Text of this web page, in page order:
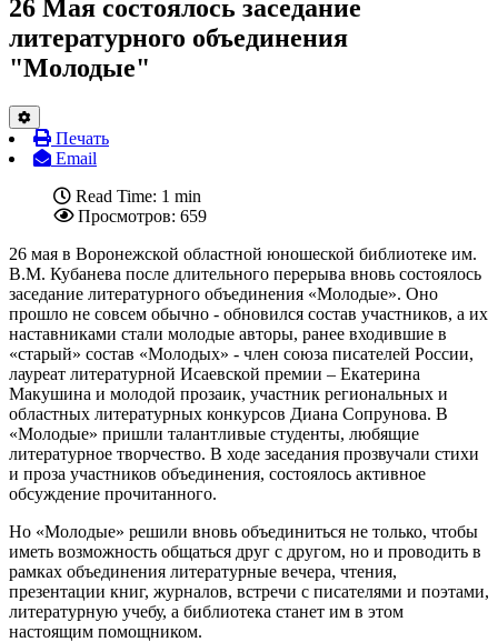
26 Мая состоялось заседание
литературного объединения
"Молодые"
Печать
Email
Read Time: 1 min
Просмотров: 659
26 мая в Воронежской областной юношеской библиотеке им.
В.М. Кубанева после длительного перерыва вновь состоялось
заседание литературного объединения «Молодые». Оно
прошло не совсем обычно - обновился состав участников, а их
наставниками стали молодые авторы, ранее входившие в
«старый» состав «Молодых» - член союза писателей России,
лауреат литературной Исаевской премии – Екатерина
Макушина и молодой прозаик, участник региональных и
областных литературных конкурсов Диана Сопрунова. В
«Молодые» пришли талантливые студенты, любящие
литературное творчество. В ходе заседания прозвучали стихи
и проза участников объединения, состоялось активное
обсуждение прочитанного.
Но «Молодые» решили вновь объединиться не только, чтобы
иметь возможность общаться друг с другом, но и проводить в
рамках объединения литературные вечера, чтения,
презентации книг, журналов, встречи с писателями и поэтами,
литературную учебу, а библиотека станет им в этом
настоящим помощником.